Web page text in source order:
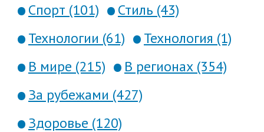
Спорт (101)
Стиль (43)
Технологии (61)
Технология (1)
В мире (215)
В регионах (354)
За рубежами (427)
Здоровье (120)